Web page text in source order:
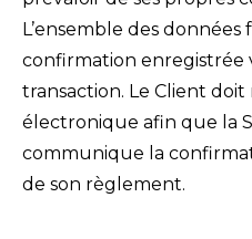
L’ensemble des données
confirmation
transaction. Le Client doit
électronique afin que la
communique la
de son règlement.